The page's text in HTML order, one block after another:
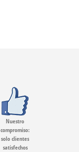
Nuestro
compromiso:
solo clientes
satisfechos